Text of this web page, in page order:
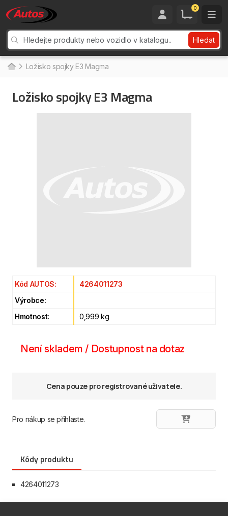
0
Hledat
Ložisko spojky E3 Magma
Ložisko spojky E3 Magma
Kód AUTOS:
4264011273
Výrobce:
Hmotnost:
0,999 kg
Není skladem / Dostupnost na dotaz
Cena pouze pro registrované uživatele.
Pro nákup se přihlaste.
Kódy produktu
4264011273